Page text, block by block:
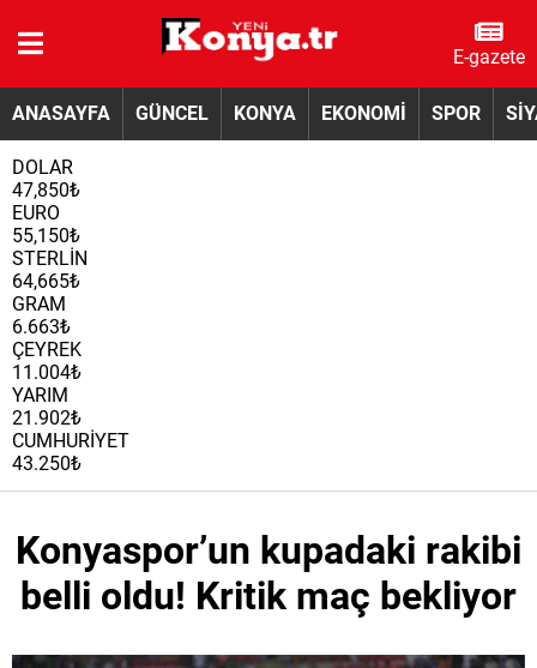
E-gazete
ANASAYFA GÜNCEL KONYA EKONOMİ SPOR
DOLAR
47,850₺
EURO
55,150₺
STERLİN
64,665₺
GRAM
6.663₺
ÇEYREK
11.004₺
YARIM
21.902₺
CUMHURİYET
43.250₺
Konyaspor’un kupadaki rakibi
belli oldu! Kritik maç bekliyor